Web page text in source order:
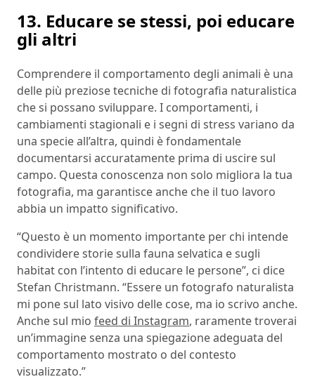
13. Educare se stessi, poi educare
gli altri
Comprendere il comportamento degli animali è una
delle più preziose tecniche di fotografia naturalistica
che si possano sviluppare. I comportamenti, i
cambiamenti stagionali e i segni di stress variano da
una specie all’altra, quindi è fondamentale
documentarsi accuratamente prima di uscire sul
campo. Questa conoscenza non solo migliora la tua
fotografia, ma garantisce anche che il tuo lavoro
abbia un impatto significativo.
“Questo è un momento importante per chi intende
condividere storie sulla fauna selvatica e sugli
habitat con l’intento di educare le persone”, ci dice
Stefan Christmann. “Essere un fotografo naturalista
mi pone sul lato visivo delle cose, ma io scrivo anche.
Anche sul mio feed di Instagram, raramente troverai
un’immagine senza una spiegazione adeguata del
comportamento mostrato o del contesto
visualizzato.”